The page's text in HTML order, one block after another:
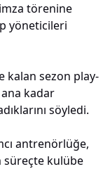
törenine
yöneticileri
kalan sezon play-
kadar
söyledi.
antrenörlüğe,
süreçte kulübe